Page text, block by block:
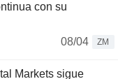
con su
08/04
ZM
Markets sigue